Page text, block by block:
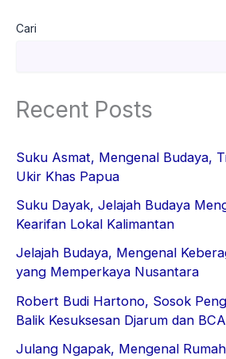
Cari
Recent Posts
Suku Asmat, Mengenal Budaya,
Ukir Khas Papua
Suku Dayak, Jelajah Budaya
Kearifan Lokal Kalimantan
Jelajah Budaya, Mengenal
yang Memperkaya Nusantara
Robert Budi Hartono, Sosok
Balik Kesuksesan Djarum dan BCA
Julang Ngapak, Mengenal